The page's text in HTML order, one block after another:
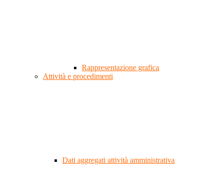
Rappresentazione grafica
Attività e procedimenti
Dati aggregati attività amministrativa